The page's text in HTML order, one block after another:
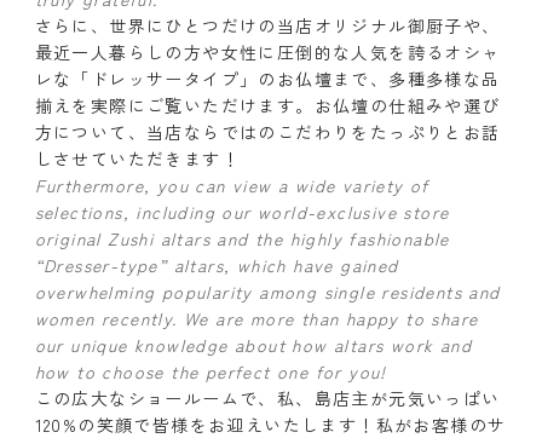
さらに、世界にひとつだけの当店オリジナル御厨子や、
最近一人暮らしの方や女性に圧倒的な人気を誇るオシャ
レな「ドレッサータイプ」のお仏壇まで、多種多様な品
揃えを実際にご覧いただけます。お仏壇の仕組みや選び
方について、当店ならではのこだわりをたっぷりとお話
しさせていただきます！
Furthermore, you can view a wide variety of
selections, including our world-exclusive store
original Zushi altars and the highly fashionable
“Dresser-type” altars, which have gained
overwhelming popularity among single residents and
women recently. We are more than happy to share
our unique knowledge about how altars work and
how to choose the perfect one for you!
この広大なショールームで、私、島店主が元気いっぱい
120%の笑顔で皆様をお迎えいたします！私がお客様のサ